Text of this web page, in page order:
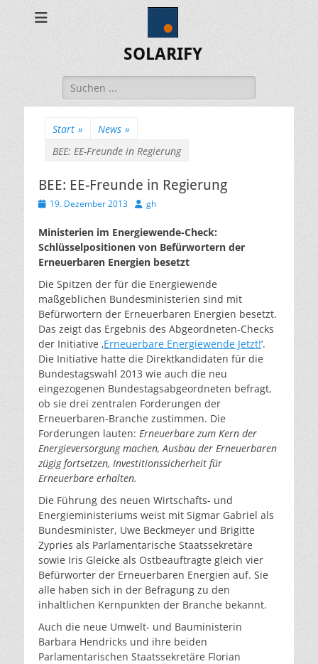
SOLARIFY
Suchen
nach:
Start » News »
BEE: EE-Freunde in Regierung
BEE: EE-Freunde in Regierung
Veröffentlicht
19. Dezember 2013 Autor
gh
Ministerien im Energiewende-Check:
Schlüsselpositionen von Befürwortern der
Erneuerbaren Energien besetzt
Die Spitzen der für die Energiewende
maßgeblichen Bundesministerien sind mit
Befürwortern der Erneuerbaren Energien besetzt.
Das zeigt das Ergebnis des Abgeordneten-Checks
der Initiative ‚Erneuerbare Energiewende Jetzt!‘.
Die Initiative hatte die Direktkandidaten für die
Bundestagswahl 2013 wie auch die neu
eingezogenen Bundestagsabgeordneten befragt,
ob sie drei zentralen Forderungen der
Erneuerbaren-Branche zustimmen. Die
Forderungen lauten: Erneuerbare zum Kern der
Energieversorgung machen, Ausbau der Erneuerbaren
zügig fortsetzen, Investitionssicherheit für
Erneuerbare erhalten.
Die Führung des neuen Wirtschafts- und
Energieministeriums weist mit Sigmar Gabriel als
Bundesminister, Uwe Beckmeyer und Brigitte
Zypries als Parlamentarische Staatssekretäre
sowie Iris Gleicke als Ostbeauftragte gleich vier
Befürworter der Erneuerbaren Energien auf. Sie
alle haben sich in der Befragung zu den
inhaltlichen Kernpunkten der Branche bekannt.
Auch die neue Umwelt- und Bauministerin
Barbara Hendricks und ihre beiden
Parlamentarischen Staatssekretäre Florian